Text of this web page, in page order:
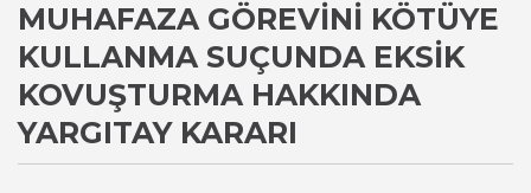
MUHAFAZA GÖREVINI KÖTÜYE
KULLANMA SUÇUNDA EKSIK
KOVUŞTURMA HAKKINDA
YARGITAY KARARI